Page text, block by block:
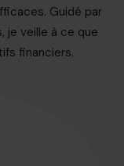
Guidé par
je veille à ce que
financiers.